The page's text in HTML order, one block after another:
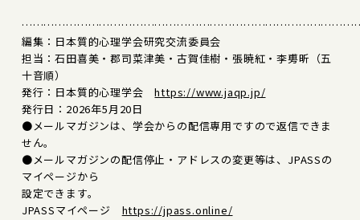
編集：日本質的心理学会研究交流委員会
担当：石田喜美・郡司菜津美・古賀佳樹・張暁紅・李旉昕（五
十音順）
発行：日本質的心理学会https://www.jaqp.jp/
発行日：2026年5月20日
●メールマガジンは、学会からの配信専用ですので返信できま
せん。
●メールマガジンの配信停止・アドレスの変更等は、JPASSの
マイページから
設定できます。
JPASSマイページ https://jpass.online/